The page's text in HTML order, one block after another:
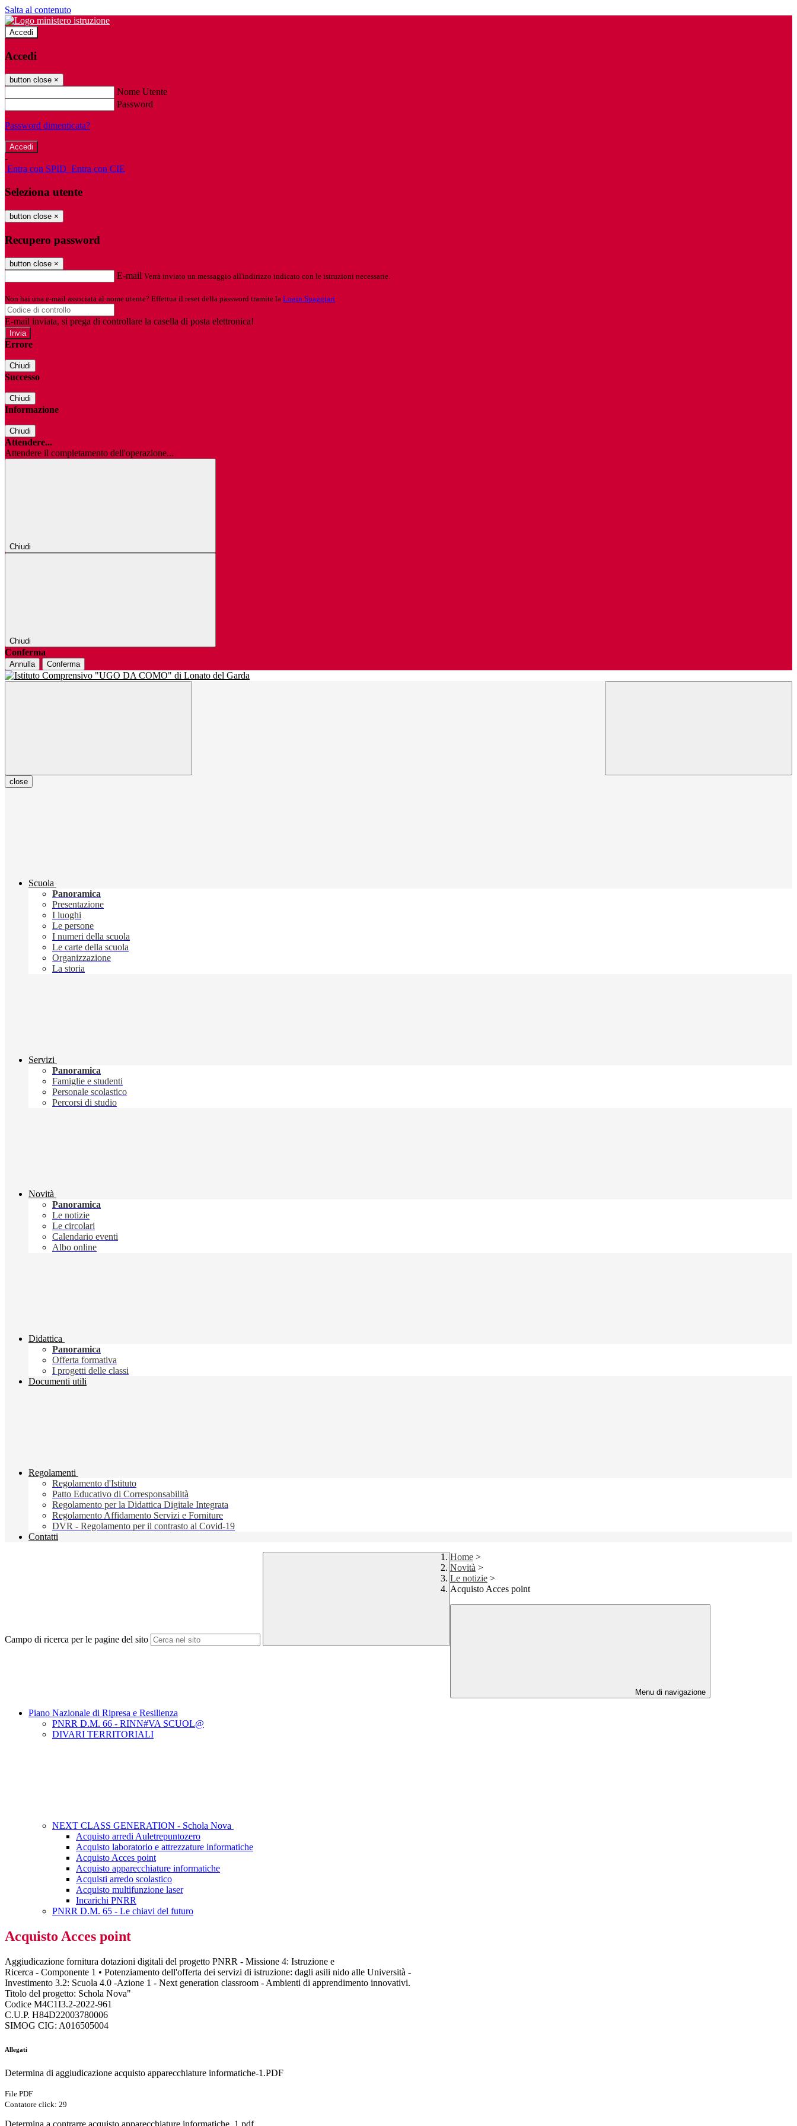
Salta al contenuto
Accedi
Accedi
button close ×
Nome Utente
Password
Password dimenticata?
-
Entra con SPID Entra con CIE
Seleziona utente
button close ×
Recupero password
button close ×
E-mail Verrà inviato un messaggio all'indirizzo indicato con le istruzioni necessarie.
Non hai una e-mail associata al nome utente? Effettua il reset della password tramite la Login Spaggiari
E-mail inviata, si prega di controllare la casella di posta elettronica!
Errore
Chiudi
Successo
Chiudi
Informazione
Chiudi
Attendere...
Attendere il completamento dell'operazione...
Chiudi
Chiudi
Conferma
Annulla Conferma
close
Scuola
Panoramica
Presentazione
I luoghi
Le persone
I numeri della scuola
Le carte della scuola
Organizzazione
La storia
Servizi
Panoramica
Famiglie e studenti
Personale scolastico
Percorsi di studio
Novità
Panoramica
Le notizie
Le circolari
Calendario eventi
Albo online
Didattica
Panoramica
Offerta formativa
I progetti delle classi
Documenti utili
Regolamenti
Regolamento d'Istituto
Patto Educativo di Corresponsabilità
Regolamento per la Didattica Digitale Integrata
Regolamento Affidamento Servizi e Forniture
DVR - Regolamento per il contrasto al Covid-19
Contatti
Campo di ricerca per le pagine del sito
Home >
Novità >
Le notizie >
Acquisto Acces point
Menu di navigazione
Piano Nazionale di Ripresa e Resilienza
PNRR D.M. 66 - RINN#VA SCUOL@
DIVARI TERRITORIALI
NEXT CLASS GENERATION - Schola Nova
Acquisto arredi Auletrepuntozero
Acquisto laboratorio e attrezzature informatiche
Acquisto Acces point
Acquisto apparecchiature informatiche
Acquisti arredo scolastico
Acquisto multifunzione laser
Incarichi PNRR
PNRR D.M. 65 - Le chiavi del futuro
Acquisto Acces point
Aggiudicazione fornitura dotazioni digitali del progetto PNRR - Missione 4: Istruzione e
Ricerca - Componente 1 • Potenziamento dell'offerta dei servizi di istruzione: dagli asili nido alle Università -
Investimento 3.2: Scuola 4.0 -Azione 1 - Next generation classroom - Ambienti di apprendimento innovativi.
Titolo del progetto: Schola Nova"
Codice M4C1I3.2-2022-961
C.U.P. H84D22003780006
SIMOG CIG: A016505004
Allegati
Determina di aggiudicazione acquisto apparecchiature informatiche-1.PDF
File PDF
Contatore click: 29
Determina a contrarre acquisto apparecchiature informatiche_1.pdf